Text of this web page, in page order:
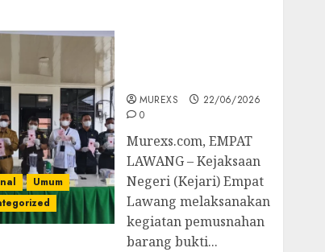
Umum
MUREXS
22/06/2026
0
‎Murexs.com, EMPAT
LAWANG – Kejaksaan
Negeri (Kejari) Empat
Lawang melaksanakan
kegiatan pemusnahan
barang bukti...